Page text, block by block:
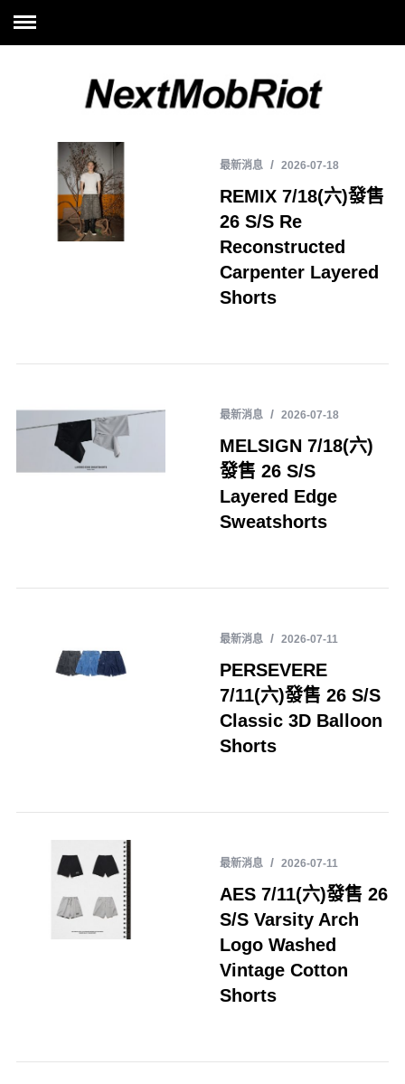
最新消息 2026-07-18
REMIX 7/18(六)發售
26 S/S Re
Reconstructed
Carpenter Layered
Shorts
最新消息 2026-07-18
MELSIGN 7/18(六)
發售 26 S/S
Layered Edge
Sweatshorts
最新消息 2026-07-11
PERSEVERE
7/11(六)發售 26 S/S
Classic 3D Balloon
Shorts
最新消息 2026-07-11
AES 7/11(六)發售 26
S/S Varsity Arch
Logo Washed
Vintage Cotton
Shorts